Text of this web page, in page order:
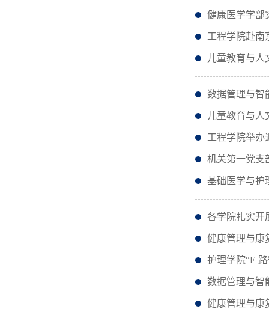
健康医学学部
工程学院赴南
儿童教育与
数据管理与智
儿童教育与人
工程学院举办
机关第一党支
基础医学与护
各学院扎实开
健康管理与康
护理学院“E
数据管理与智
健康管理与康